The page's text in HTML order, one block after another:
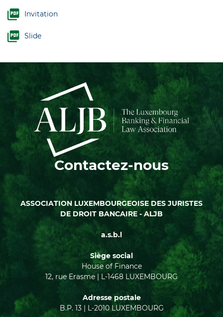
Invitation
Slide
Contactez-nous
ASSOCIATION LUXEMBOURGEOISE DES JURISTES
DE DROIT BANCAIRE - ALJB
a.s.b.l
Siège social
House of Finance
12, rue Erasme | L-1468 LUXEMBOURG
Adresse postale
B.P. 13 | L-2010 LUXEMBOURG